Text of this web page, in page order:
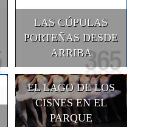
LAS CÚPULAS
PORTEÑAS DESDE
ARRIBA
EL LAGO DE LOS
CISNES EN EL
PARQUE